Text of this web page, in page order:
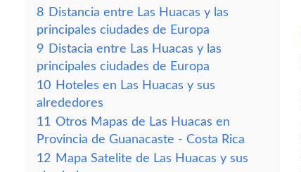
8 Distancia entre Las Huacas y las
principales ciudades de Europa
9 Distacia entre Las Huacas y las
principales ciudades de Europa
10 Hoteles en Las Huacas y sus
alrededores
11 Otros Mapas de Las Huacas en
Provincia de Guanacaste - Costa Rica
12 Mapa Satelite de Las Huacas y sus